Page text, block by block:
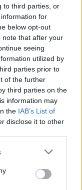
to third parties, or
for
below opt-out
note that after your
seeing
utilized by
parties prior to
of the further
third parties on the
information may
the IAB’s List of
disclose it to other